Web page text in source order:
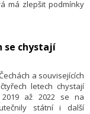
má zlepšit podmínky
se chystají
a souvisejících
letech chystají
až 2022 se na
státní i další